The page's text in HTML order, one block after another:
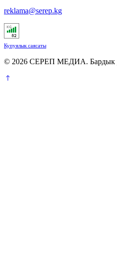
reklama@serep.kg
Купуялык саясаты
© 2026 СЕРЕП МЕДИА. Бардык